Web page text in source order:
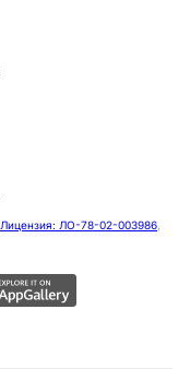
Лицензия: ЛО-78-02-003986,